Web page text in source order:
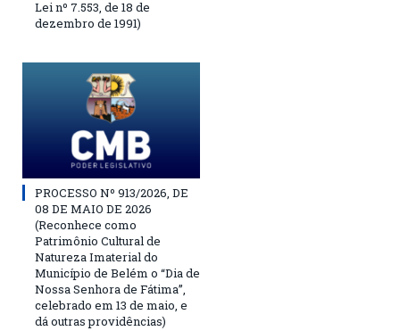
Lei nº 7.553, de 18 de
dezembro de 1991)
PROCESSO Nº 913/2026, DE
08 DE MAIO DE 2026
(Reconhece como
Patrimônio Cultural de
Natureza Imaterial do
Município de Belém o “Dia de
Nossa Senhora de Fátima”,
celebrado em 13 de maio, e
dá outras providências)